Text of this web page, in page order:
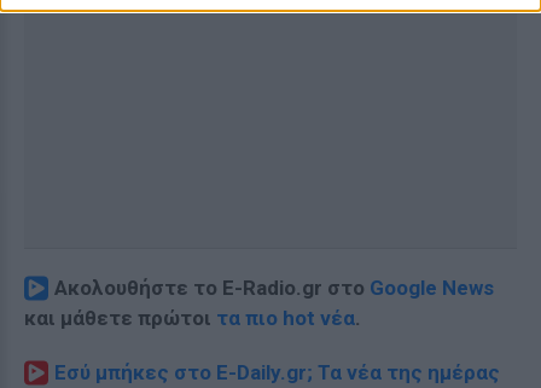
Ακολουθήστε το E-Radio.gr στο Google News
και μάθετε πρώτοι τα πιο hot νέα.
Εσύ μπήκες στο E-Daily.gr; Τα νέα της ημέρας